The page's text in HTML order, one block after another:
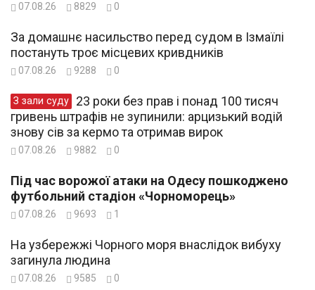
07.08.26 8829 0
За домашнє насильство перед судом в Ізмаїлі
постануть троє місцевих кривдників
07.08.26 9288 0
З зали суду
гривень штрафів не зупинили: арцизький водій
знову сів за кермо та отримав вирок
07.08.26 9882 0
Під час ворожої атаки на Одесу пошкоджено
футбольний стадіон «Чорноморець»
07.08.26 9693 1
На узбережжі Чорного моря внаслідок вибуху
загинула людина
07.08.26 9585 0